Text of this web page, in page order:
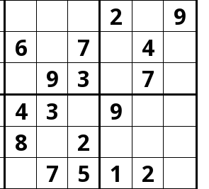
2
9
6 7
4
9
3
7
4 3
9
8
2
7 5 1
2